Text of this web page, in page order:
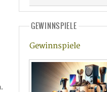
GEWINNSPIELE
Gewinnspiele